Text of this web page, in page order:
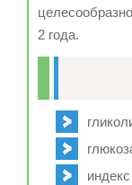
2 года.